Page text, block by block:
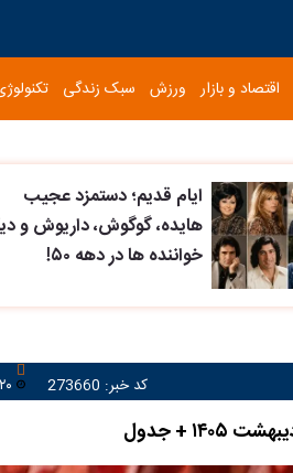
اقتصاد و بازار ورزش سبک زندگی
ایام قدیم؛ دستمزد عجیب
هایده، گوگوش، داریوش و
خواننده ها در دهه ۵۰!
کد خبر: 273660